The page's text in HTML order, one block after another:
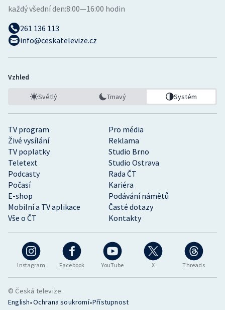
Instagram Facebook YouTube X Threads
TV program
Pro média
Živé vysílání
Reklama
TV poplatky
Studio Brno
Teletext
Studio Ostrava
Podcasty
Rada ČT
Počasí
Kariéra
E-shop
Podávání námětů
Mobilní a TV aplikace
Časté dotazy
Vše o ČT
Kontakty
každý všední den:8:00—16:00 hodin
261 136 113
info@ceskatelevize.cz
Vzhled
Světlý Tmavý Systém
© Česká televize
English•Ochrana soukromí•Přístupnost